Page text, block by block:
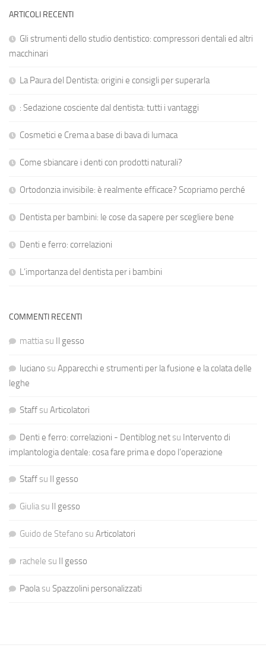
ARTICOLI RECENTI
Gli strumenti dello studio dentistico: compressori dentali ed altri
macchinari
La Paura del Dentista: origini e consigli per superarla
: Sedazione cosciente dal dentista: tutti i vantaggi
Cosmetici e Crema a base di bava di lumaca
Come sbiancare i denti con prodotti naturali?
Ortodonzia invisibile: è realmente efficace? Scopriamo perché
Dentista per bambini: le cose da sapere per scegliere bene
Denti e ferro: correlazioni
L’importanza del dentista per i bambini
COMMENTI RECENTI
mattiasu Il gesso
luciano su Apparecchi e strumenti per la fusione e la colata delle
leghe
Staffsu Articolatori
Denti e ferro: correlazioni - Dentiblog.netsu Intervento di
implantologia dentale: cosa fare prima e dopo l’operazione
Staffsu Il gesso
Giuliasu Il gesso
Guido de Stefano su Articolatori
rachele su Il gesso
Paolasu Spazzolini personalizzati